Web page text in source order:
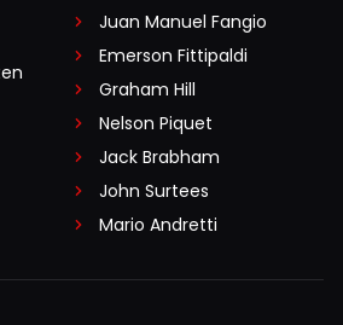
Juan Manuel Fangio
Emerson Fittipaldi
Graham Hill
Nelson Piquet
Jack Brabham
John Surtees
Mario Andretti